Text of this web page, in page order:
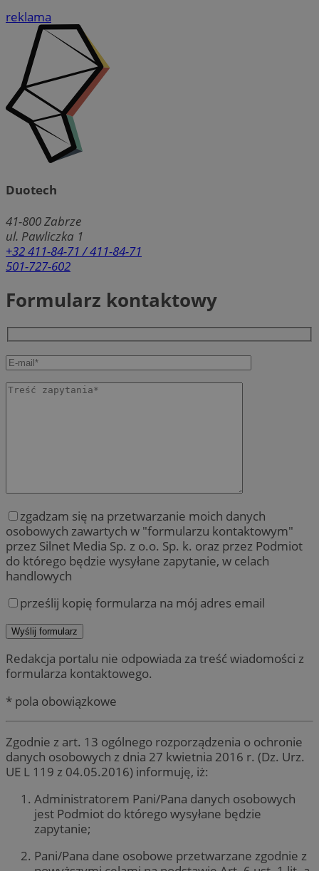
reklama
Duotech
41-800Zabrze
ul. Pawliczka 1
+32 411-84-71 / 411-84-71
501-727-602
Formularz kontaktowy
zgadzam się na przetwarzanie moich danych
osobowych zawartych w "formularzu kontaktowym"
przez Silnet Media Sp. z o.o. Sp. k. oraz przez Podmiot
do którego będzie wysyłane zapytanie, w celach
handlowych
prześlij kopię formularza na mój adres email
Redakcja portalu nie odpowiada za treść wiadomości z
formularza kontaktowego.
* pola obowiązkowe
Zgodnie z art. 13 ogólnego rozporządzenia o ochronie
danych osobowych z dnia 27 kwietnia 2016 r. (Dz. Urz.
UE L 119 z 04.05.2016) informuję, iż:
Administratorem Pani/Pana danych osobowych
jest Podmiot do którego wysyłane będzie
zapytanie;
Pani/Pana dane osobowe przetwarzane zgodnie z